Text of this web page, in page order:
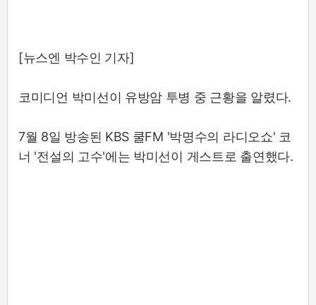
[뉴스엔 박수인 기자]
코미디언 박미선이 유방암 투병 중 근황을 알렸다.
7월 8일 방송된 KBS 쿨FM '박명수의 라디오쇼' 코
너 '전설의 고수'에는 박미선이 게스트로 출연했다.